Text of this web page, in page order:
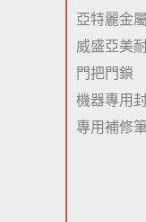
亞特麗金
威盛亞美
門把門鎖
機器專用
專用補修